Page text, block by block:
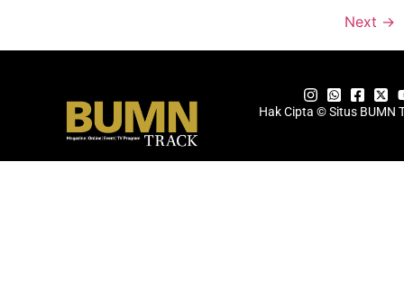
Next →
Hak Cipta © Situs BUMN